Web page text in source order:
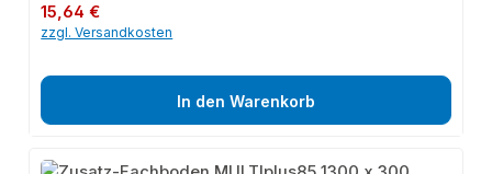
Regulärer Preis:
15,64 €
zzgl. Versandkosten
In den Warenkorb